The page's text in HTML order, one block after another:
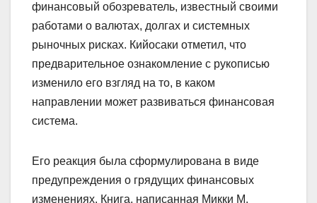
финансовый обозреватель, известный своими
работами о валютах, долгах и системных
рыночных рисках. Кийосаки отметил, что
предварительное ознакомление с рукописью
изменило его взгляд на то, в каком
направлении может развиваться финансовая
система.
Его реакция была сформулирована в виде
предупреждения о грядущих финансовых
изменениях. Книга, написанная Микки М.